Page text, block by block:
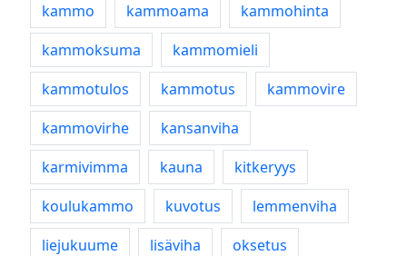
kammo
kammoama
kammohinta
kammoksuma
kammomieli
kammotulos
kammotus
kammovire
kammovirhe
kansanviha
karmivimma
kauna
kitkeryys
koulukammo
kuvotus
lemmenviha
liejukuume
lisäviha
oksetus